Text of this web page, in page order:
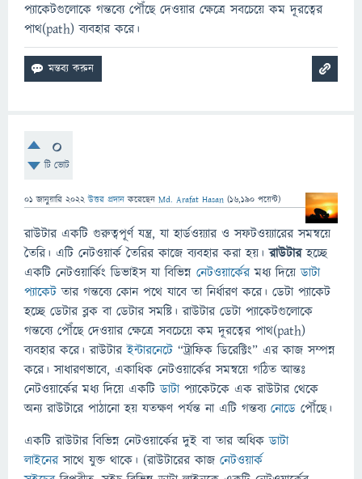
প্যাকেটগুলোকে গন্তব্যে পৌঁছে দেওয়ার ক্ষেত্রে সবচেয়ে কম দূরত্বের
পাথ(path) ব্যবহার করে।
0
টি ভোট
01 জানুয়ারি 2022 উত্তর প্রদান করেছেন Md. Arafat Hasan (16,190 পয়েন্ট)
রাউটার একটি গুরুত্বপূর্ণ যন্ত্র, যা হার্ডওয়্যার ও সফটওয়্যারের সমন্বয়ে
তৈরি। এটি নেটওয়ার্ক তৈরির কাজে ব্যবহার করা হয়।রাউটারহচ্ছে
একটি নেটওয়ার্কিং ডিভাইস যা বিভিন্ন নেটওয়ার্কেরমধ্য দিয়েডাটা
প্যাকেট তার গন্তব্যে কোন পথে যাবে তা নির্ধারণ করে। ডেটা প্যাকেট
হচ্ছে ডেটার ব্লক বা ডেটার সমষ্টি। রাউটার ডেটা প্যাকেটগুলোকে
গন্তব্যে পৌঁছে দেওয়ার ক্ষেত্রে সবচেয়ে কম দূরত্বের পাথ(path)
ব্যবহার করে। রাউটারইন্টারনেটে “ট্রাফিক ডিরেক্টিং” এর কাজ সম্পন্ন
করে। সাধারণভাবে, একাধিক নেটওয়ার্কের সমন্বয়ে গঠিত আন্তঃ
নেটওয়ার্কের মধ্য দিয়ে একটিডাটাপ্যাকেটকে এক রাউটার থেকে
অন্য রাউটারে পাঠানো হয় যতক্ষণ পর্যন্ত না এটি গন্তব্য নোডে পৌঁছে।
একটি রাউটার বিভিন্ন নেটওয়ার্কের দুই বা তার অধিকডাটা
লাইনেরসাথে যুক্ত থাকে। (রাউটারের কাজ নেটওয়ার্ক